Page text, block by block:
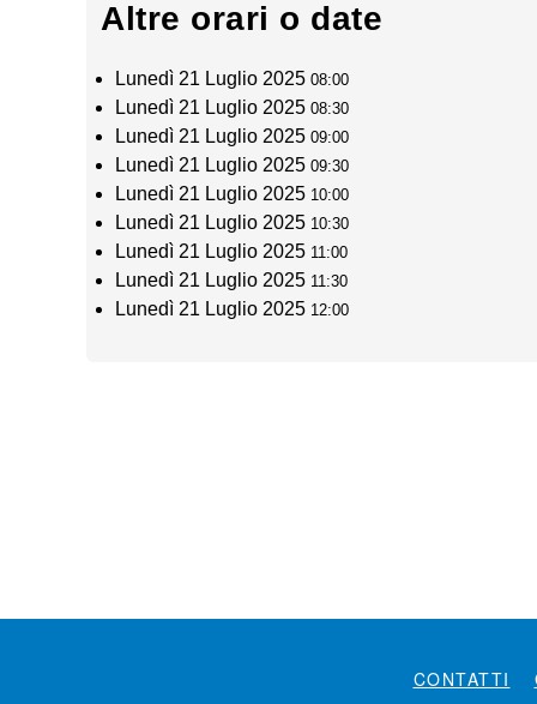
Altre orari o date
Lunedì 21 Luglio 2025 08:00
Lunedì 21 Luglio 2025 08:30
Lunedì 21 Luglio 2025 09:00
Lunedì 21 Luglio 2025 09:30
Lunedì 21 Luglio 2025 10:00
Lunedì 21 Luglio 2025 10:30
Lunedì 21 Luglio 2025 11:00
Lunedì 21 Luglio 2025 11:30
Lunedì 21 Luglio 2025 12:00
CONTATTI